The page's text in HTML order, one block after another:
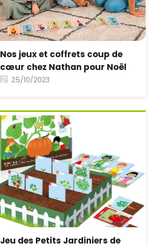
Nos jeux et coffrets coup de
cœur chez Nathan pour Noël
25/10/2023
Jeu des Petits Jardiniers de